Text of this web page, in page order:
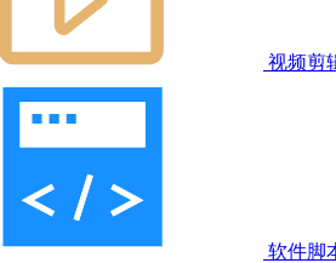
视频剪
软件脚